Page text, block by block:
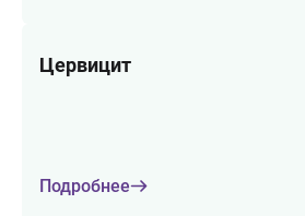
Цервицит
Подробнее